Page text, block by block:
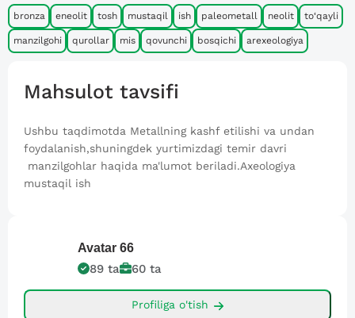
bronza eneolit tosh mustaqil ish paleometall neolit to‘qayli
manzilgohi qurollar mis qovunchi bosqichi arexeologiya
Mahsulot tavsifi
Ushbu taqdimotda Metallning kashf etilishi va undan
foydalanish,shuningdek yurtimizdagi temir davri
manzilgohlar haqida ma'lumot beriladi.Axeologiya
mustaqil ish
Avatar 66
89 ta 60 ta
Profiliga o'tish